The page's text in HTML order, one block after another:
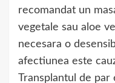
recomandat un
vegetale sau aloe
necesara o
afectiunea este
Transplantul de par